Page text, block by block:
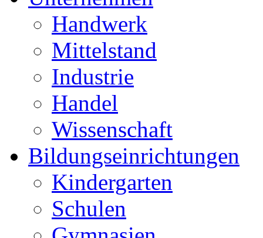
Handwerk
Mittelstand
Industrie
Handel
Wissenschaft
Bildungseinrichtungen
Kindergarten
Schulen